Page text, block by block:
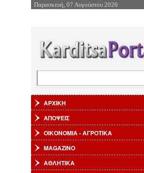
Επιστροφή στην Πλοήγηση
Παρασκευή, 07 Αυγούστου 2026
ΑΡΧΙΚΗ
ΑΠΟΨΕΙΣ
ΟΙΚΟΝΟΜΙΑ - ΑΓΡΟΤΙΚΑ
MAGAZINO
ΑΘΛΗΤΙΚΑ